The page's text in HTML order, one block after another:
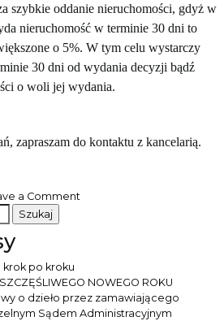
szybkie oddanie nieruchomości, gdyż w
nieruchomość w terminie 30 dni to
o 5%. W tym celu wystarczy
30 dni od wydania decyzji bądź
o woli jej wydania.
zapraszam do kontaktu z kancelarią.
a Comment
krok po kroku
NOWEGO ROKU
o dzieło przez zamawiającego
Sądem Administracyjnym